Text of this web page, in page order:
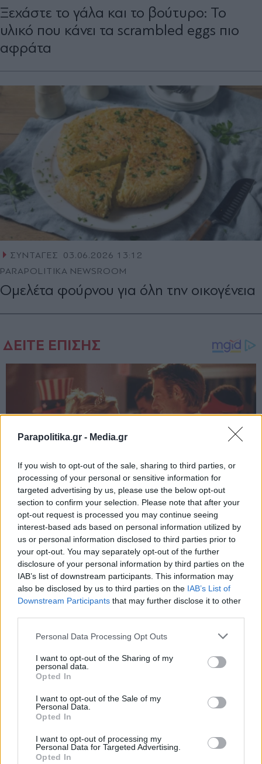
Parapolitika.gr - Media.gr
If you wish to opt-out of the sale, sharing to third parties, or
processing of your personal or sensitive information for
targeted advertising by us, please use the below opt-out
section to confirm your selection. Please note that after your
opt-out request is processed you may continue seeing
interest-based ads based on personal information utilized by
us or personal information disclosed to third parties prior to
your opt-out. You may separately opt-out of the further
disclosure of your personal information by third parties on the
IAB’s list of downstream participants. This information may
also be disclosed by us to third parties on the IAB’s List of
Downstream Participants that may further disclose it to other
Personal Data Processing Opt Outs
I want to opt-out of the Sharing of my
personal data.
Opted In
I want to opt-out of the Sale of my
Personal Data.
Opted In
I want to opt-out of processing my
Personal Data for Targeted Advertising.
Opted In
Ξεχάστε το γάλα και το βούτυρο: Το
υλικό που κάνει τα scrambled eggs πιο
αφράτα
ΣΥΝΤΑΓΕΣ
03.06.2026 13:12
PARAPOLITIKA NEWSROOM
Ομελέτα φούρνου για όλη την οικογένεια
Εγγραφή στο newsletter
Αποδέχομαι τους
και την πολιτική απορρήτου